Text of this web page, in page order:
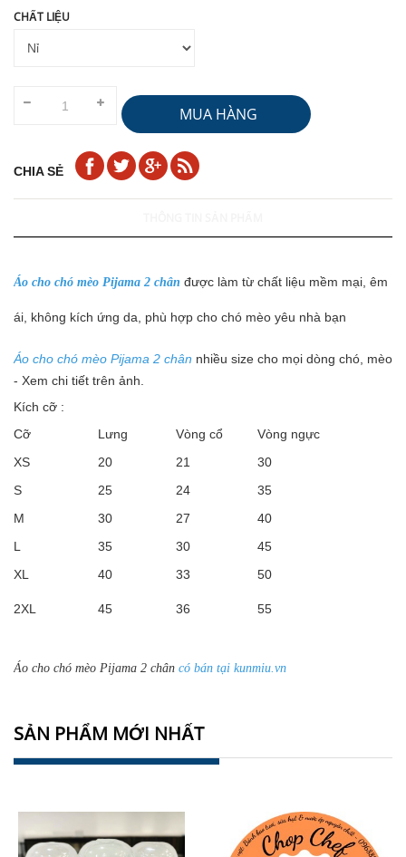
CHẤT LIỆU
MUA HÀNG
CHIA SẺ
Áo cho chó mèo Pijama 2 chân được làm từ chất liệu mềm mại, êm
ái, không kích ứng da, phù hợp cho chó mèo yêu nhà bạn
Áo cho chó mèo Pijama 2 chân nhiều size cho mọi dòng chó, mèo
- Xem chi tiết trên ảnh.
Kích cỡ :
Cỡ
Lưng Vòng cổ
Vòng ngực
XS
20 21
30
S
25 24
35
M
30 27
40
L
35 30
45
XL
40 33 50
2XL 45 36 55
Áo cho chó mèo Pijama 2 chân có bán tại kunmiu.vn
SẢN PHẨM MỚI NHẤT